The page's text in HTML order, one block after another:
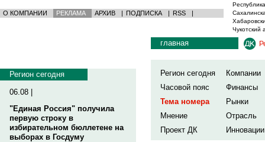
О КОМПАНИИ РЕКЛАМА АРХИВ | ПОДПИСКА | RSS |
Чукотский
Регион сегодня
06.08 |
"Единая Россия" получила
первую строку в
избирательном бюллетене на
выборах в Госдуму
главная
Регион сегодня
Компании
Часовой пояс
Финансы
Тема номера
Рынки
Мнение
Отрасль
Проект ДК
Инновации